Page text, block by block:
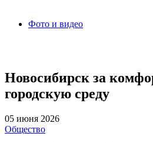
Фото и видео
Новосибирск за
городскую среду
05 июня 2026
Общество